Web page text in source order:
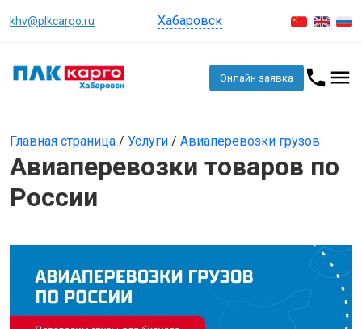
khv@plkcargo.ru Хабаровск
Онлайн заявка
Главная страница / Услуги / Авиаперевозки грузов
Авиаперевозки товаров по
России